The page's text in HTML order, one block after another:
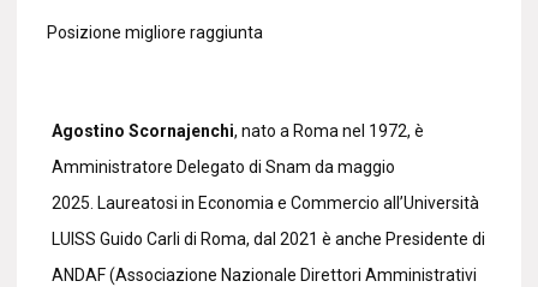
Posizione migliore raggiunta
Agostino Scornajenchi, nato a Roma nel 1972, è
Amministratore Delegato di Snam da maggio
2025. Laureatosi in Economia e Commercio all’Università
LUISS Guido Carli di Roma, dal 2021 è anche Presidente di
ANDAF (Associazione Nazionale Direttori Amministrativi